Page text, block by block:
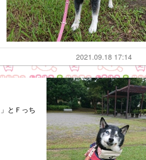
2021.09.18 17:14
とＦっち